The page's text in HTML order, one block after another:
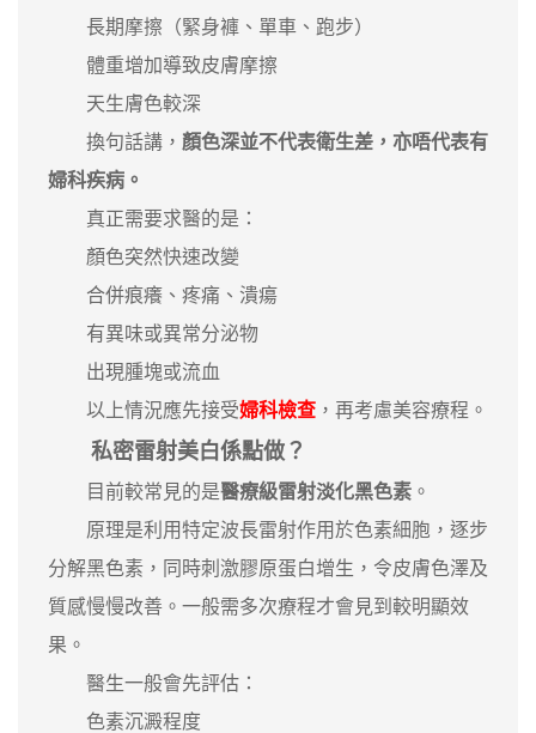
長期摩擦（緊身褲、單車、跑步）
體重增加導致皮膚摩擦
天生膚色較深
換句話講， 顏色深並不代表衛生差，亦唔代表有
婦科疾病。
真正需要求醫的是：
顏色突然快速改變
合併痕癢、疼痛、潰瘍
有異味或異常分泌物
出現腫塊或流血
以上情況應先接受婦科檢查 ，再考慮美容療程。
私密雷射美白係點做？
目前較常見的是醫療級雷射淡化黑色素 。
原理是利用特定波長雷射作用於色素細胞，逐步
分解黑色素，同時刺激膠原蛋白增生，令皮膚色澤及
質感慢慢改善。一般需多次療程才會見到較明顯效
果。
醫生一般會先評估：
色素沉澱程度